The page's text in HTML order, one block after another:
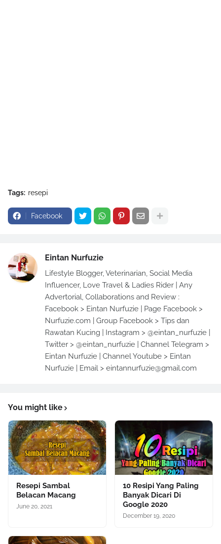
Tags: resepi
Facebook
Eintan Nurfuzie
Lifestyle Blogger, Veterinarian, Social Media
Influencer, Love Travel & Ladies Rider | Any
Advertorial, Collaborations and Review :
Facebook > Eintan Nurfuzie | Page Facebook >
Nurfuzie.com | Group Facebook > Tips dan
Rawatan Kucing | Instagram > @eintan_nurfuzie |
Twitter > @eintan_nurfuzie | Channel Telegram >
Eintan Nurfuzie | Channel Youtube > Eintan
Nurfuzie | Email > eintannurfuzie@gmail.com
You might like
Resepi Sambal
Belacan Macang
June 20, 2021
10 Resipi Yang Paling
Banyak Dicari Di
Google 2020
December 19, 2020